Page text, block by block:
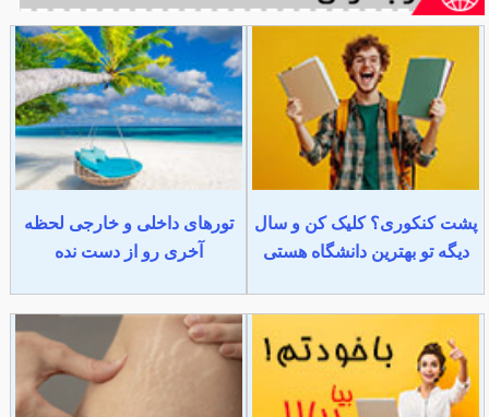
پشت کنکوری؟ کلیک کن و سال
دیگه تو بهترین دانشگاه هستی
تورهای داخلی و خارجی لحظه
آخری رو از دست نده